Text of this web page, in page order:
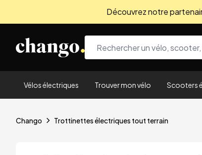
Découvrez notre
Vélos électriques Trouver mon vélo Scooters
Chango Trottinettes électriques tout terrain